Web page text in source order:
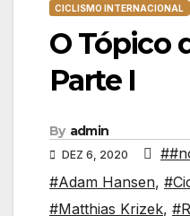
CICLISMO INTERNACIONAL
O Tópico
Parte I
By admin
DEZ 6, 2020
#Adam Hansen,
#Matthias Krizek,